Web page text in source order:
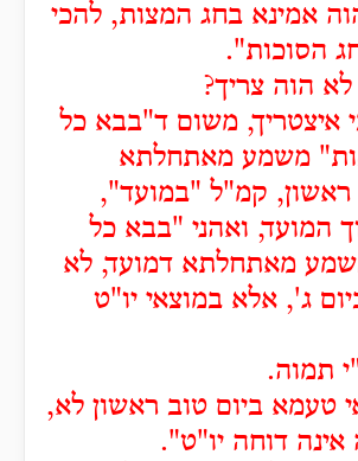
אמינא בחג המצות, להכי
הסוכות".
הוה צריך?
איצטריך, משום ד"בבא כל
משמע מאתחלתא
ראשון, קמ"ל "במועד",
המועד, ואהני "בבא כל
מאתחלתא דמועד, לא
ג', אלא במוצאי יו"ט
תמוה.
טעמא ביום טוב ראשון לא,
אינה דוחה יו"ט".